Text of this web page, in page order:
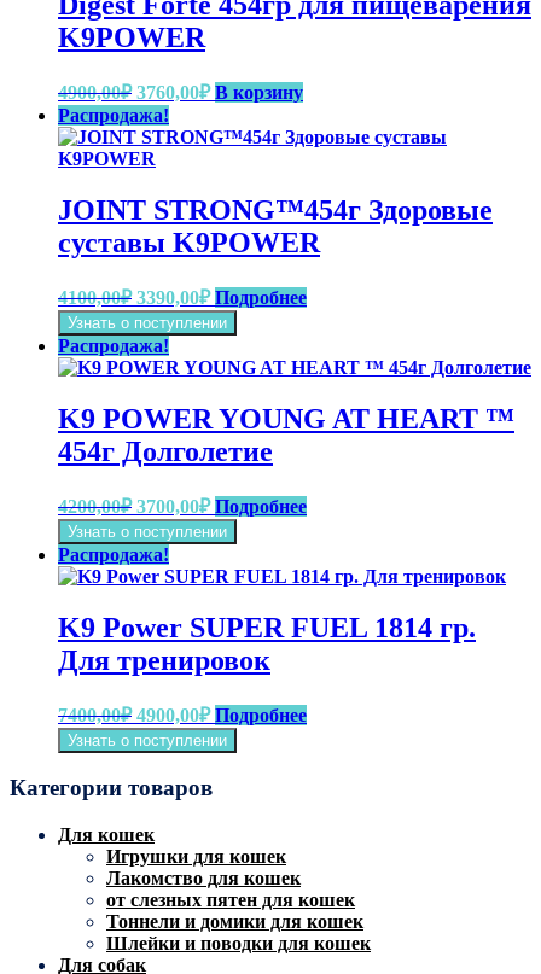
K9POWER
4900,00₽ Первоначальная
цена
составляла
4900,00₽.
3760,00₽Текущая
цена:
3760,00₽.
В корзину
Распродажа!
JOINT STRONG™454г Здоровые
суставы K9POWER
4100,00₽ Первоначальная
цена
составляла
4100,00₽.
3390,00₽Текущая
цена:
3390,00₽.
Подробнее
Узнать о поступлении
Распродажа!
K9 POWER YOUNG AT HEART ™
454г Долголетие
4200,00₽ Первоначальная
цена
составляла
4200,00₽.
3700,00₽Текущая
цена:
3700,00₽.
Подробнее
Узнать о поступлении
Распродажа!
K9 Power SUPER FUEL 1814 гр.
Для тренировок
7400,00₽ Первоначальная
цена
составляла
4900,00₽Текущая
цена:
4900,00₽.
Подробнее
Узнать о поступлении
Категории товаров
Для кошек
Игрушки для кошек
Лакомство для кошек
от слезных пятен для кошек
Тоннели и домики для кошек
Шлейки и поводки для кошек
Для собак